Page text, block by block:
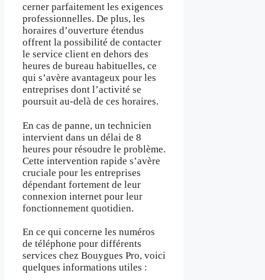
cerner parfaitement les exigences
professionnelles. De plus, les
horaires d’ouverture étendus
offrent la possibilité de contacter
le service client en dehors des
heures de bureau habituelles, ce
qui s’avère avantageux pour les
entreprises dont l’activité se
poursuit au-delà de ces horaires.
En cas de panne, un technicien
intervient dans un délai de 8
heures pour résoudre le problème.
Cette intervention rapide s’avère
cruciale pour les entreprises
dépendant fortement de leur
connexion internet pour leur
fonctionnement quotidien.
En ce qui concerne les numéros
de téléphone pour différents
services chez Bouygues Pro, voici
quelques informations utiles :